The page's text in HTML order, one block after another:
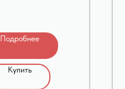
Подробнее
Купить